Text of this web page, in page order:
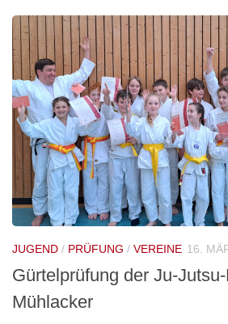
JUGEND / PRÜFUNG / VEREINE 16.
Gürtelprüfung der Ju-
Mühlacker